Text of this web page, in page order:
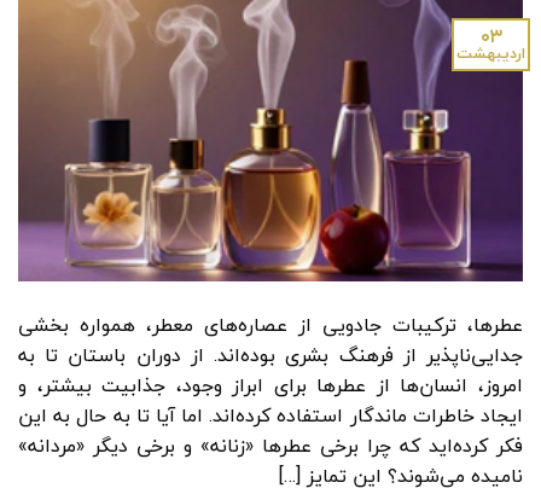
۰۳
اردیبهشت
عطرها، ترکیبات جادویی از عصاره‌های معطر، همواره بخشی
جدایی‌ناپذیر از فرهنگ بشری بوده‌اند. از دوران باستان تا به
امروز، انسان‌ها از عطرها برای ابراز وجود، جذابیت بیشتر، و
ایجاد خاطرات ماندگار استفاده کرده‌اند. اما آیا تا به حال به این
فکر کرده‌اید که چرا برخی عطرها «زنانه» و برخی دیگر «مردانه»
نامیده می‌شوند؟ این تمایز […]